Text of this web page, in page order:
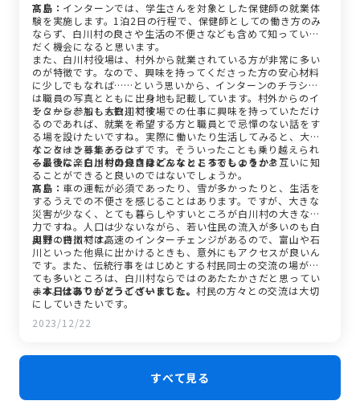
髙島： インターンでは、学生さんを対象とした保健師の就業体
験を実施します。1泊2日の行程で、保健師としての働き方のみ
ならず、白川村の良さや生活の不便さなども含めて知っていた
だく機会になると思います。
また、白川村役場は、村外から就業されている方が非常に多い
のが特徴です。なので、興味を持ってくださった方の安心材料
に少しでもなれば……という思いから、インターンのチラシに
は職員の写真とともに出身地も記載しています。村外からのイ
ンターン参加も大歓迎です！
そこから、もしも白川村役場での仕事に興味を持っていただけ
るのであれば、就業を希望する方と職員とで忌憚のない話をす
る場を設けたいですね。実際に働いたり生活してみると、大変
なことはきっとあるはずです。そういったことも乗り越えられ
るような楽しさや自分自身にフィットするものを、お互いに知
ることができると良いのではないでしょうか。
インターン募集チラシ
—最後に、白川村の良さはどんなところでしょうか？
髙島： 車の運転が必須であったり、雪が多かったりと、生活を
するうえでの不便さを感じることはあります。ですが、大きな
災害が少なく、とても暮らしやすいところが白川村の大きな魅
力ですね。人口は少ないながら、若い住民の流入が多いのも白
川村の特徴です。
奥野：白川村は高速のインターチェンジがあるので、富山や石
川といった他県に出かけるときも、意外にもアクセスが良いん
です。また、伝統行事をはじめとする村民同士の交流の場がと
ても多いところは、白川村ならではのあたたかさだと思ってい
ます。仕事でもプライベートでも、村民の方々との交流は大切
にしていきたいです。
—本日はありがとうございました。
2023/12/22
すべて見る